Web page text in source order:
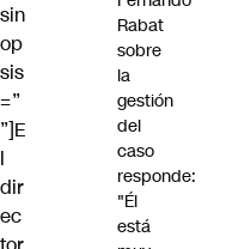
sin
op
sis
=”
”]E
l
dir
ec
Rabat
sobre
la
gestión
del
caso
responde:
"Él
está